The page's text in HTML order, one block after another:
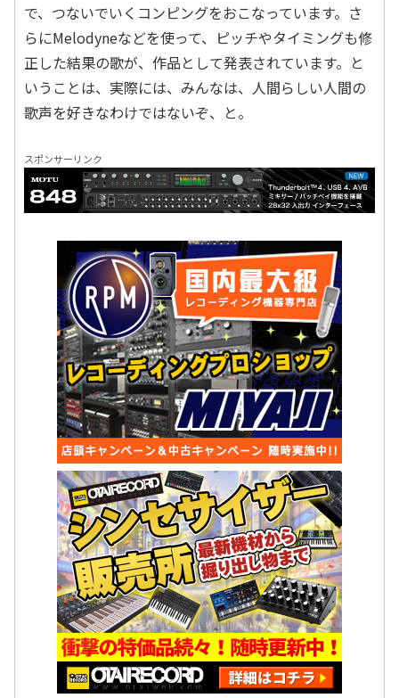
で、つないでいくコンピングをおこなっています。さ
らにMelodyneなどを使って、ピッチやタイミングも修
正した結果の歌が、作品として発表されています。と
いうことは、実際には、みんなは、人間らしい人間の
歌声を好きなわけではないぞ、と。
スポンサーリンク